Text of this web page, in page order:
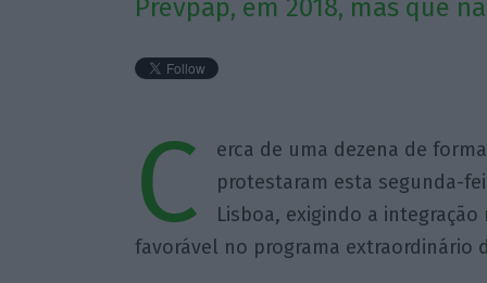
Prevpap, em 2018, mas que
C
erca de uma dezena de
protestaram esta segunda-
Lisboa, exigindo a
favorável no programa extraordinário